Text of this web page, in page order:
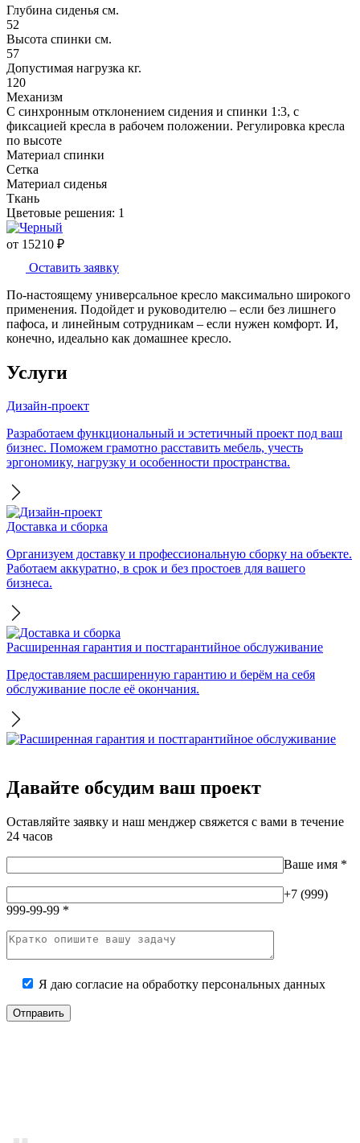
Глубина сиденья см.
52
Высота спинки см.
57
Допустимая нагрузка кг.
120
Механизм
С синхронным отклонением сидения и спинки 1:3, с
фиксацией кресла в рабочем положении. Регулировка кресла
по высоте
Материал спинки
Сетка
Материал сиденья
Ткань
Цветовые решения: 1
от 15210 ₽
Оставить заявку
По-настоящему универсальное кресло максимально широкого
применения. Подойдет и руководителю – если без лишнего
пафоса, и линейным сотрудникам – если нужен комфорт. И,
конечно, идеально как домашнее кресло.
Услуги
Дизайн-проект
Разработаем функциональный и эстетичный проект под ваш
бизнес. Поможем грамотно расставить мебель, учесть
эргономику, нагрузку и особенности пространства.
Доставка и сборка
Организуем доставку и профессиональную сборку на объекте.
Работаем аккуратно, в срок и без простоев для вашего
бизнеса.
Расширенная гарантия и постгарантийное обслуживание
Предоставляем расширенную гарантию и берём на себя
обслуживание после её окончания.
Давайте обсудим ваш проект
Оставляйте заявку и наш менджер свяжется с вами в течение
24 часов
Ваше имя *
+7 (999)
999-99-99 *
Я даю согласие на обработку персональных данных